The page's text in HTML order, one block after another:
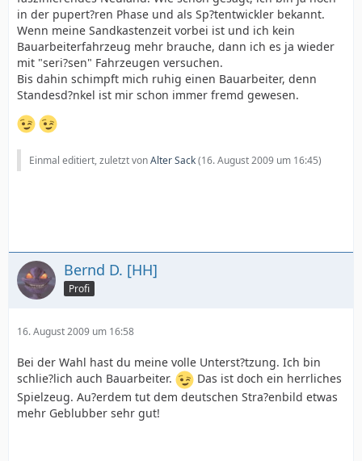
in der pupert?ren Phase und als Sp?tentwickler bekannt.
Wenn meine Sandkastenzeit vorbei ist und ich kein
Bauarbeiterfahrzeug mehr brauche, dann ich es ja wieder
mit "seri?sen" Fahrzeugen versuchen.
Bis dahin schimpft mich ruhig einen Bauarbeiter, denn
Standesd?nkel ist mir schon immer fremd gewesen.
Einmal editiert, zuletzt vonAlter Sack(16. August 2009 um 16:45)
Bernd D. [HH]
Profi
16. August 2009 um 16:58
Bei der Wahl hast du meine volle Unterst?tzung. Ich bin
schlie?lich auch Bauarbeiter.
Das ist doch ein herrliches
Spielzeug. Au?erdem tut dem deutschen Stra?enbild etwas
mehr Geblubber sehr gut!